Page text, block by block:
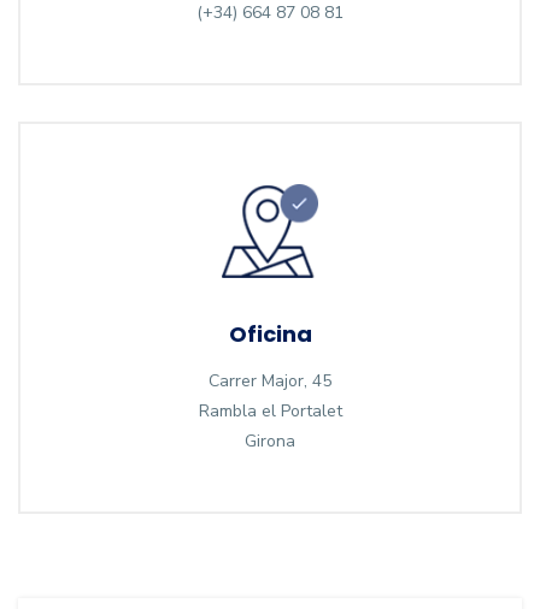
(+34) 664 87 08 81
Oficina
Carrer Major, 45
Rambla el Portalet
Girona